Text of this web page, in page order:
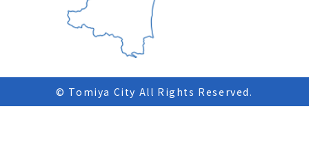
© Tomiya City All Rights Reserved.